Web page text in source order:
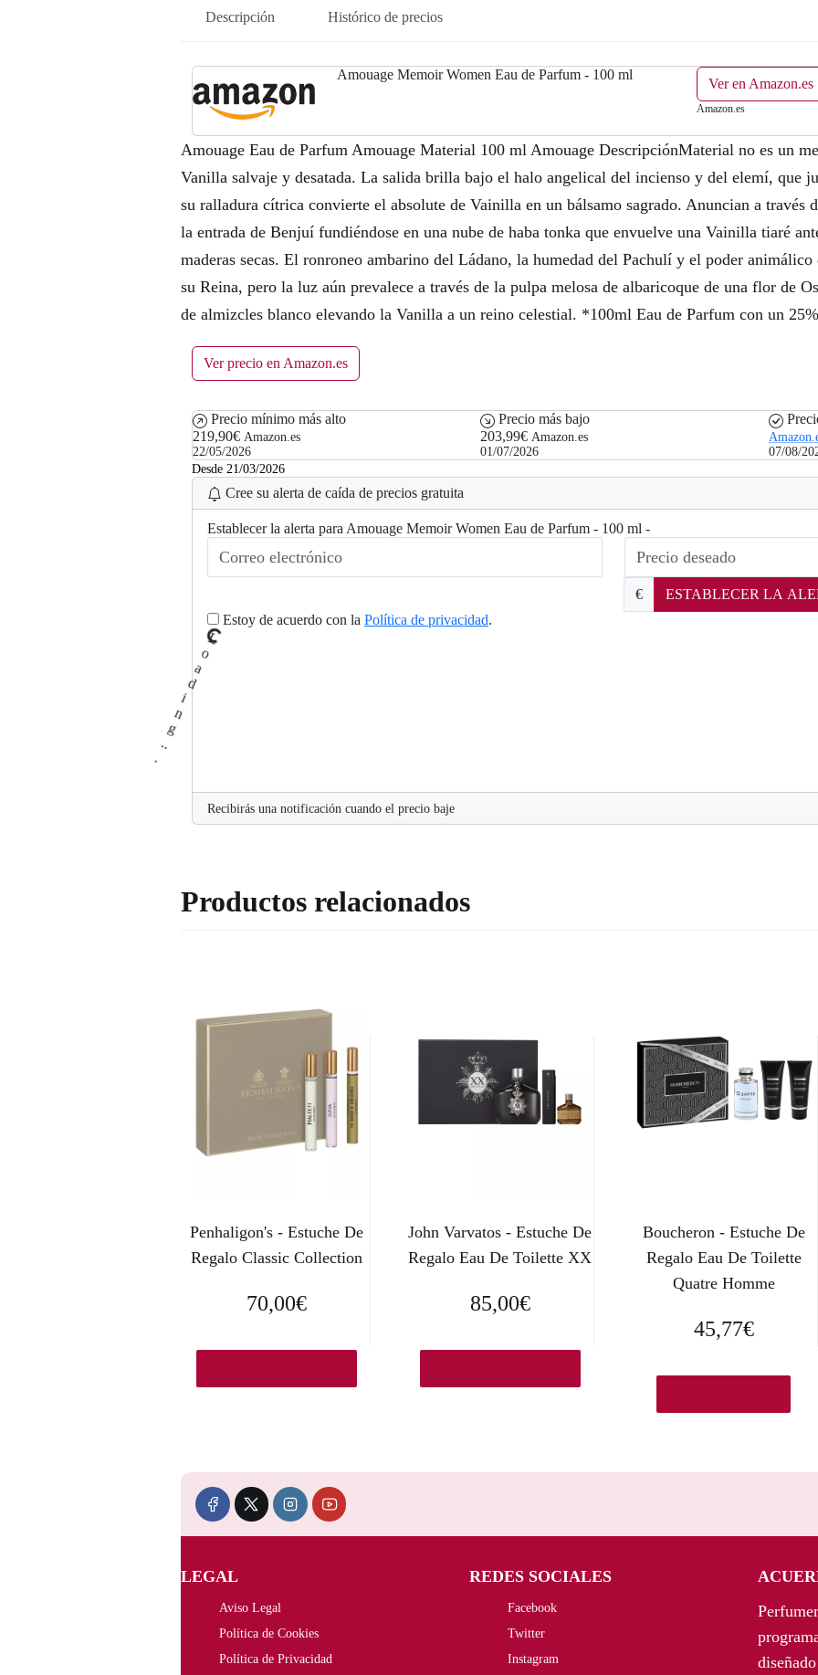
Descripción Histórico de precios
Amouage Memoir Women Eau de Parfum - 100 ml
Ver en Amazon.es
Amazon.es
Amouage Eau de Parfum Amouage Material 100 ml Amouage DescripciónMaterial no es un
Vanilla salvaje y desatada. La salida brilla bajo el halo angelical del incienso y del elemí, que
su ralladura cítrica convierte el absolute de Vainilla en un bálsamo sagrado. Anuncian a través
la entrada de Benjuí fundiéndose en una nube de haba tonka que envuelve una Vainilla tiaré
maderas secas. El ronroneo ambarino del Ládano, la humedad del Pachulí y el poder
su Reina, pero la luz aún prevalece a través de la pulpa melosa de albaricoque de una flor de
de almizcles blanco elevando la Vanilla a un reino celestial. *100ml Eau de Parfum con un
Ver precio en Amazon.es
Precio mínimo más alto
219,90€ Amazon.es
22/05/2026
Precio más bajo
203,99€ Amazon.es
01/07/2026
07/08/
Desde 21/03/2026
Cree su alerta de caída de precios gratuita
Establecer la alerta para Amouage Memoir Women Eau de Parfum - 100 ml -
€
ESTABLECER LA
Estoy de acuerdo con la Política de privacidad.
L
.
Recibirás una notificación cuando el precio baje
Productos relacionados
Penhaligon's - Estuche De
Regalo Classic Collection
70,00€
John Varvatos - Estuche De
Regalo Eau De Toilette XX
85,00€
Boucheron - Estuche De
Regalo Eau De Toilette
Quatre Homme
45,77€
LEGAL
Aviso Legal
Política de Cookies
Política de Privacidad
REDES SOCIALES
Facebook
Twitter
Instagram